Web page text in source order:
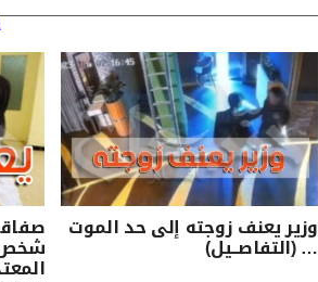
وزير يعنف زوجته إلى حد الموت
… (التفاصــيل) شخص